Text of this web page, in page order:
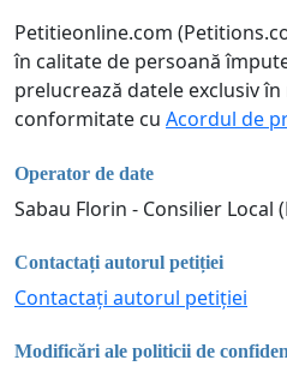
Petitieonline.com
în calitate de persoană
prelucrează datele exclusiv
conformitate cu Acordul de
Operator de date
Sabau Florin - Consilier Local
Contactați autorul petiției
Contactați autorul petiției
Modificări ale politicii de